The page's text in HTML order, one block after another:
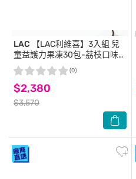
LAC 【LAC利維喜】3入組 兒
童益護力果凍30包-茘枝口味
(益生菌/保護力/婦幼系列)
$2,380
$3,570
(0)